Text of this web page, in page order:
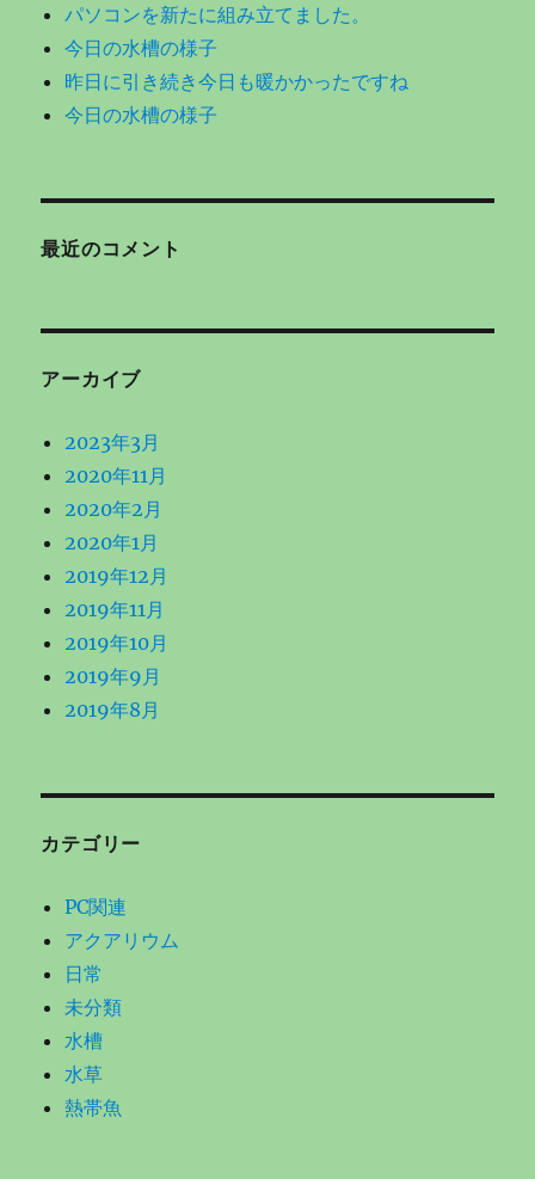
パソコンを新たに組み立てました。
今日の水槽の様子
昨日に引き続き今日も暖かかったですね
今日の水槽の様子
最近のコメント
アーカイブ
2023年3月
2020年11月
2020年2月
2020年1月
2019年12月
2019年11月
2019年10月
2019年9月
2019年8月
カテゴリー
PC関連
アクアリウム
日常
未分類
水槽
水草
熱帯魚